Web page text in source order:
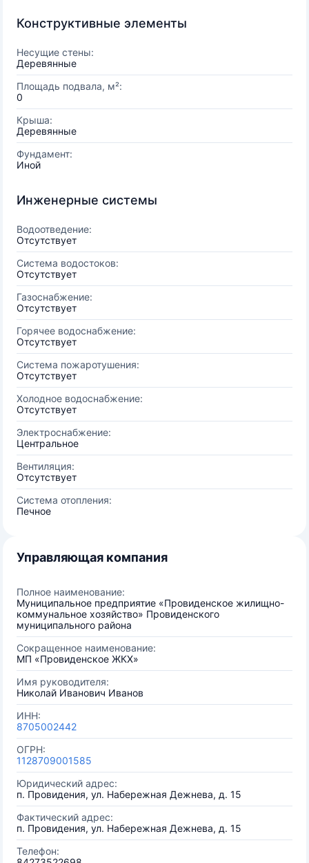
Конструктивные элементы
Несущие стены:
Деревянные
Площадь подвала, м²:
0
Крыша:
Деревянные
Фундамент:
Иной
Инженерные системы
Водоотведение:
Отсутствует
Система водостоков:
Отсутствует
Газоснабжение:
Отсутствует
Горячее водоснабжение:
Отсутствует
Система пожаротушения:
Отсутствует
Холодное водоснабжение:
Отсутствует
Электроснабжение:
Центральное
Вентиляция:
Отсутствует
Система отопления:
Печное
Управляющая компания
Полное наименование:
Муниципальное предприятие «Провиденское жилищно-
коммунальное хозяйство» Провиденского
муниципального района
Сокращенное наименование:
МП «Провиденское ЖКХ»
Имя руководителя:
Николай Иванович Иванов
ИНН:
8705002442
ОГРН:
1128709001585
Юридический адрес:
п. Провидения, ул. Набережная Дежнева, д. 15
Фактический адрес:
п. Провидения, ул. Набережная Дежнева, д. 15
Телефон: